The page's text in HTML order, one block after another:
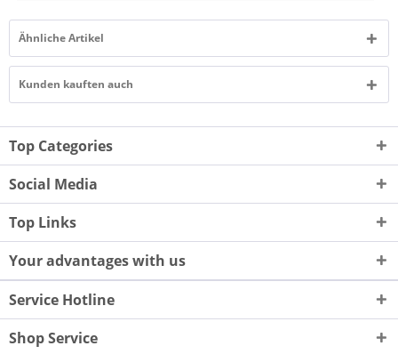
Ähnliche Artikel
Kunden kauften auch
Top Categories
Social Media
Top Links
Your advantages with us
Service Hotline
Shop Service